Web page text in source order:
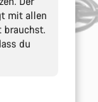
mit allen
brauchst.
du